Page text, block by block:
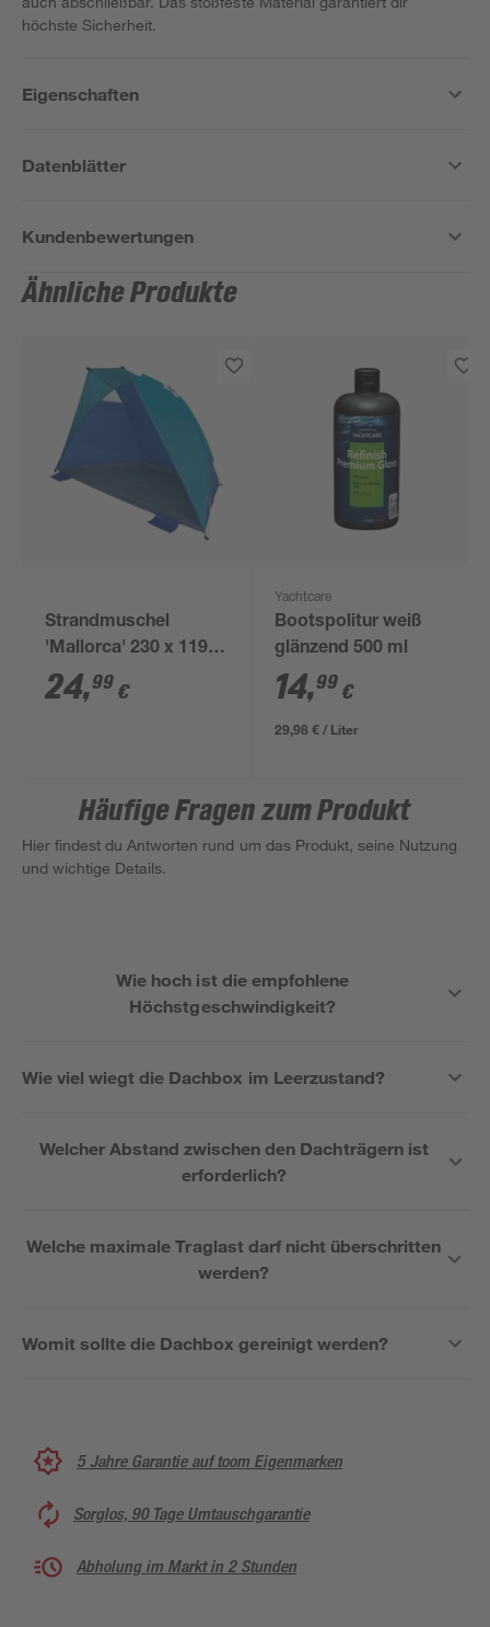
höchste Sicherheit.
Eigenschaften
Datenblätter
Kundenbewertungen
Ähnliche Produkte
Strandmuschel
'Mallorca' 230 x 119 x
130 cm
24,99 €
Yachtcare
Bootspolitur weiß
glänzend 500 ml
14,99 €
29,98 € / Liter
Häufige Fragen zum Produkt
Hier findest du Antworten rund um das Produkt, seine Nutzung
und wichtige Details.
Wie hoch ist die empfohlene
Höchstgeschwindigkeit?
Wie viel wiegt die Dachbox im Leerzustand?
Welcher Abstand zwischen den Dachträgern ist
erforderlich?
Welche maximale Traglast darf nicht überschritten
werden?
Womit sollte die Dachbox gereinigt werden?
5 Jahre Garantie auf toom Eigenmarken
Sorglos, 90 Tage Umtauschgarantie
Abholung im Markt in 2 Stunden